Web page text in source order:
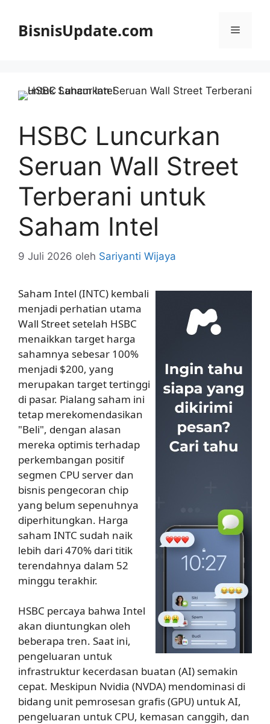
BisnisUpdate.com Menu
HSBC Luncurkan
Seruan Wall Street
Terberani untuk
Saham Intel
9 Juli 2026 oleh Sariyanti Wijaya
Saham Intel (INTC) kembali
menjadi perhatian utama
Wall Street setelah HSBC
menaikkan target harga
sahamnya sebesar 100%
menjadi $200, yang
merupakan target tertinggi
di pasar. Pialang saham ini
tetap merekomendasikan
"Beli", dengan alasan
mereka optimis terhadap
perkembangan positif
segmen CPU server dan
bisnis pengecoran chip
yang belum sepenuhnya
diperhitungkan. Harga
saham INTC sudah naik
lebih dari 470% dari titik
terendahnya dalam 52
minggu terakhir.
HSBC percaya bahwa Intel
akan diuntungkan oleh
beberapa tren. Saat ini,
pengeluaran untuk
infrastruktur kecerdasan buatan (AI) semakin
cepat. Meskipun Nvidia (NVDA) mendominasi di
bidang unit pemrosesan grafis (GPU) untuk AI,
pengeluaran untuk CPU, kemasan canggih, dan